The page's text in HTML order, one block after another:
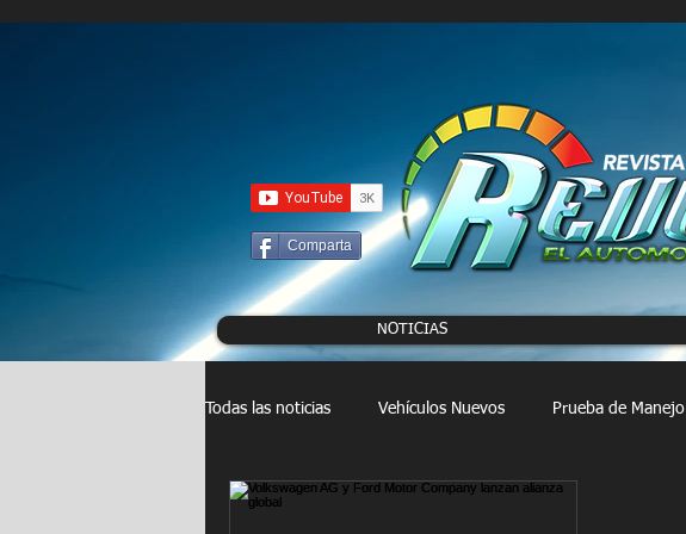
Comparta
NOTICIAS
Todas las noticias Vehículos Nuevos Prueba de Manejo
Drag Racing